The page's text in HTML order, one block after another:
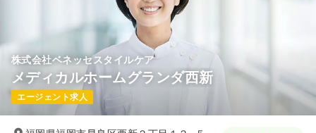
株式会社ベネッセスタイルケア
メディカルホームグランダ西新
エージェント求人